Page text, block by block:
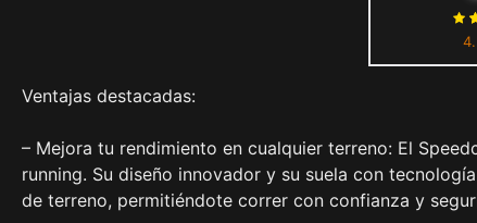
Ventajas destacadas:
– Mejora tu rendimiento en cualquier terreno: El
running. Su diseño innovador y su suela con
de terreno, permitiéndote correr con confianza y